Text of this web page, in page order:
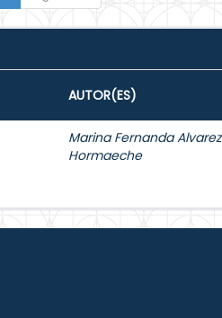
AUTOR(ES)
Marina Fernanda Alvarez
Hormaeche